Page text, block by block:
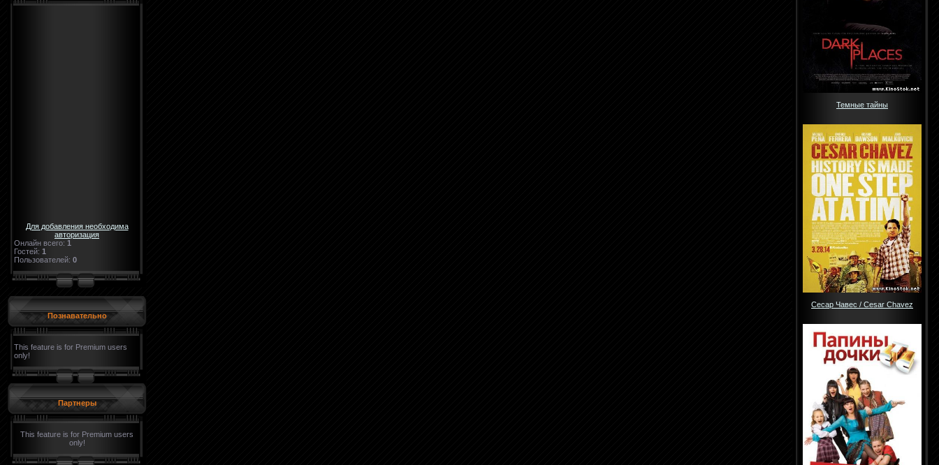
Для добавления необходима
авторизация
Онлайн всего: 1
Гостей: 1
Пользователей: 0
Познавательно
This feature is for Premium users
only!
Партнеры
This feature is for Premium users
only!
Темные тайны
Сесар Чавес / Cesar Chavez